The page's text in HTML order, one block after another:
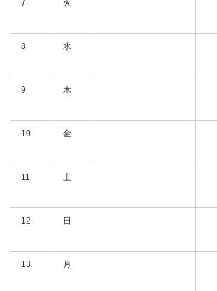
7 火
8 水
9 木
10 金
11 土
12 日
13 月